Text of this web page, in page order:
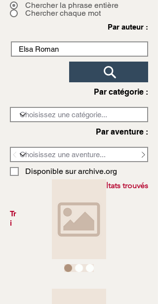
Chercher la phrase entière
Chercher chaque mot
Par auteur :
Par catégorie :
Par aventure :
Disponible sur archive.org
3972 résultats trouvés
Tr
i